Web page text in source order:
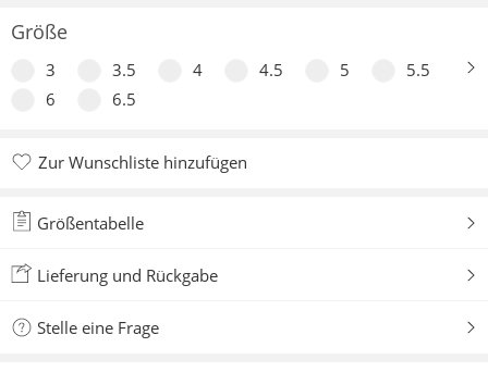
Größe
3 3.5 4 4.5 5
5.5
6
6.5
Zur Wunschliste hinzufügen
Größentabelle
Lieferung und Rückgabe
Stelle eine Frage